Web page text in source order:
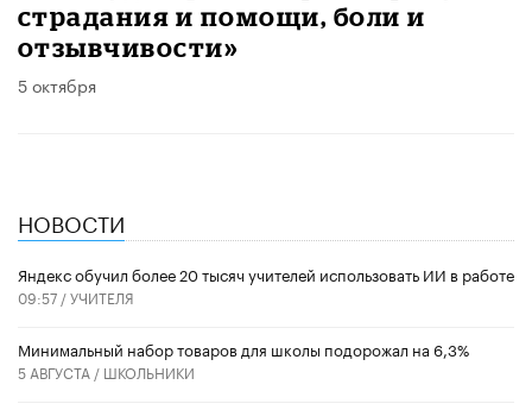
страдания и помощи, боли и
отзывчивости»
5 октября
НОВОСТИ
​Яндекс обучил более 20 тысяч учителей использовать ИИ в работе
09:57 /УЧИТЕЛЯ
Минимальный набор товаров для школы подорожал на 6,3%
5 АВГУСТА / ШКОЛЬНИКИ